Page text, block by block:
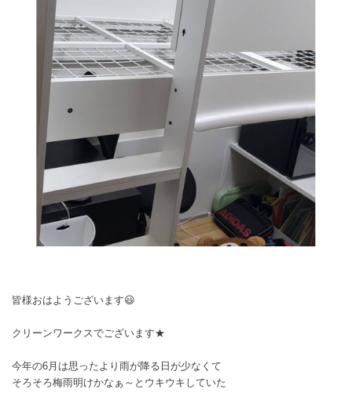
皆様おはようございます😃
クリーンワークスでございます★
今年の6月は思ったより雨が降る日が少なくて
そろそろ梅雨明けかなぁ～とウキウキしていた